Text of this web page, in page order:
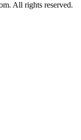
All rights reserved.